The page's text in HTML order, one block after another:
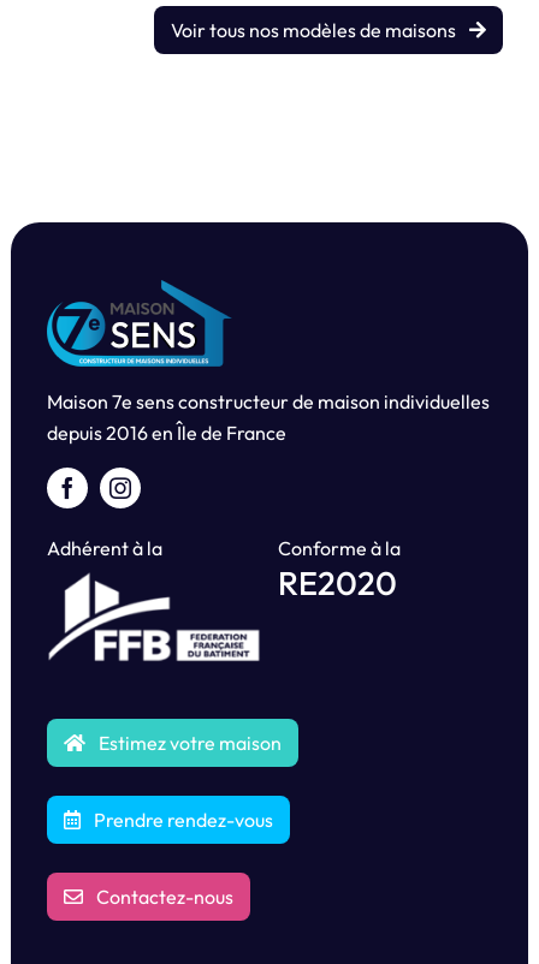
Voir tous nos modèles de maisons
Maison 7e sens constructeur de maison individuelles
depuis2016 en Île de France
Adhérent à la Conforme à la
RE2020
Estimez votre maison
Prendre rendez-vous
Contactez-nous